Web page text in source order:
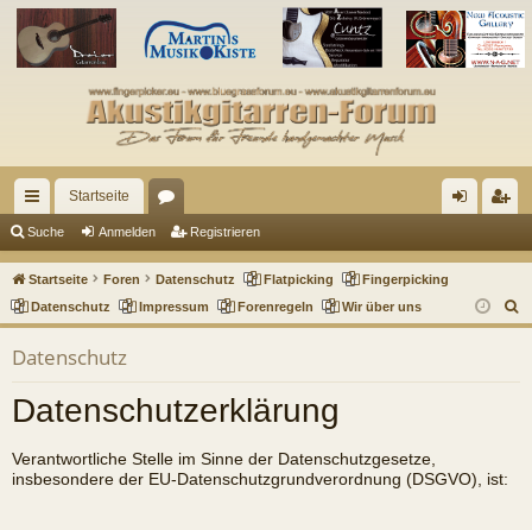
ch
ne
llz
Startseite
en m ist
rie
Suche Anmelden Registrieren
Startseite Foren Datenschutz Flatpicking
Fingerpicking
Datenschutz
Impressum Forenregeln Wir über uns
u
Datenschutz
Datenschutzerklärung
Verantwortliche Stelle im Sinne der Datenschutzgesetze,
insbesondere der EU-Datenschutzgrundverordnung (DSGVO), ist: